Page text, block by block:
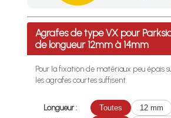
Profitez des Frais de port offerts
Agrafes de type VX pour
de longueur 12mm à 14mm
Pour la fixation de matériaux peu épais
les agrafes courtes suffisent.
Longueur : Toutes 12 mm